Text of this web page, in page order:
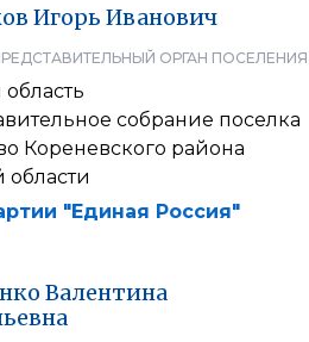
Игорь Иванович
ОРГАН ПОСЕЛЕНИЯ
собрание поселка
Кореневского района
области
"Единая Россия"
Валентина